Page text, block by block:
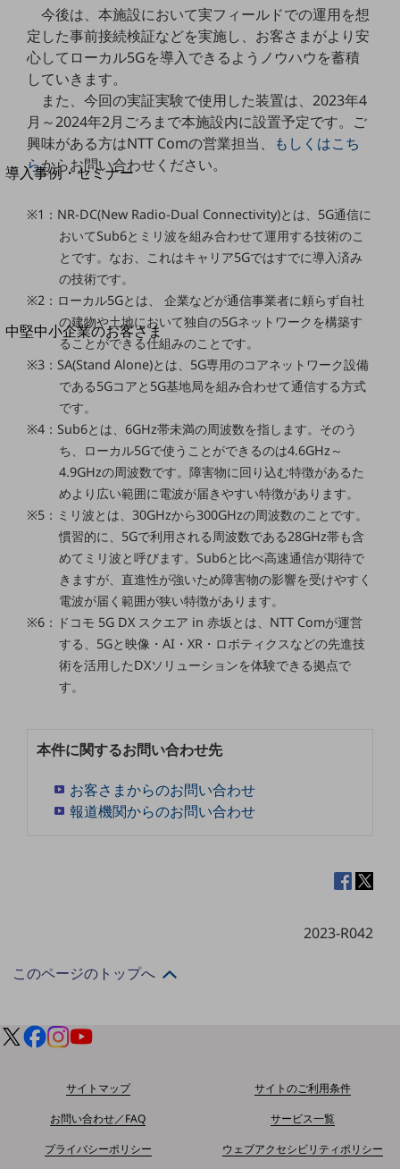
回線・ネットワーク
お手続き
別ウィンドウで開きます
サービスをご利用中のお客さま
導入事例・セミナー
最新の導入事例や注目の導入事例をご紹介します
開催・出展する各種セミナー、イベント情報をご紹介します
別ウィンドウで開きます
中堅中小企業のお客さま
NTTドコモビジネスウォッチ
ビジネスお役立ち情報
旬な話題やお役立ち資料などDXの課題を
解決するヒントをお届けする記事サイト
新着記事
お役立ち資料ダウンロード
トレンド記事特集
中堅中小企業向け
サービス・ソリューション
課題やニーズに合ったサービスをご紹介し、
中堅中小企業のビジネスをサポート！
お悩みから見つける
お悩みから見つけるTOP
ネットワーク
モバイル・音声
リモート・ハイブリッドワーク
その他のお悩みはこちら
建設業
その他の業界はこちら
NTTドコモビジネス
オンラインショップ
モバイル・ICTサービスをオンラインで
今後は、本施設において実フィールドでの運用を想
定した事前接続検証などを実施し、お客さまがより安
心してローカル5Gを導入できるようノウハウを蓄積
していきます。
また、今回の実証実験で使用した装置は、2023年4
月～2024年2月ごろまで本施設内に設置予定です。ご
興味がある方はNTT Comの営業担当、
もしくはこち
らからお問い合わせください。
※1：NR-DC(New Radio-Dual Connectivity)とは、5G通信に
おいてSub6とミリ波を組み合わせて運用する技術のこ
とです。なお、これはキャリア5Gではすでに導入済み
の技術です。
※2：ローカル5Gとは、 企業などが通信事業者に頼らず自社
の建物や土地において独自の5Gネットワークを構築す
ることができる仕組みのことです。
※3：SA(Stand Alone)とは、5G専用のコアネットワーク設備
である5Gコアと5G基地局を組み合わせて通信する方式
です。
※4：Sub6とは、6GHz帯未満の周波数を指します。そのう
ち、ローカル5Gで使うことができるのは4.6GHz～
4.9GHzの周波数です。障害物に回り込む特徴があるた
めより広い範囲に電波が届きやすい特徴があります。
※5：ミリ波とは、30GHzから300GHzの周波数のことです。
慣習的に、5Gで利用される周波数である28GHz帯も含
めてミリ波と呼びます。Sub6と比べ高速通信が期待で
きますが、直進性が強いため障害物の影響を受けやすく
電波が届く範囲が狭い特徴があります。
※6：ドコモ 5G DX スクエア in 赤坂とは、NTT Comが運営
する、5Gと映像・AI・XR・ロボティクスなどの先進技
術を活用したDXソリューションを体験できる拠点で
す。
本件に関するお問い合わせ先
お客さまからのお問い合わせ
報道機関からのお問い合わせ
2023-R042
このページのトップへ
サイトマップ
サイトのご利用条件
お問い合わせ／FAQ
サービス一覧
プライバシーポリシー
ウェブアクセシビリティポリシー